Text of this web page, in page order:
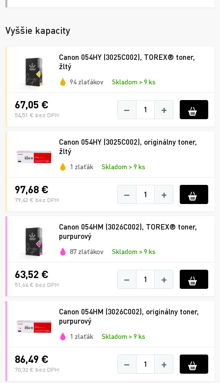
Vyššie kapacity
Canon 054HY (3025C002), TOREX® toner,
žltý
94 zlaťákov Skladom > 9 ks
67,05 €
54,51 € bez DPH − +
Canon 054HY (3025C002), originálny toner,
žltý
1 zlaťák Skladom > 9 ks
97,68 €
79,42 € bez DPH − +
Canon 054HM (3026C002), TOREX® toner,
purpurový
87 zlaťákov Skladom > 9 ks
63,52 €
51,64 € bez DPH − +
Canon 054HM (3026C002), originálny toner,
purpurový
1 zlaťák Skladom > 9 ks
86,49 €
70,32 € bez DPH − +